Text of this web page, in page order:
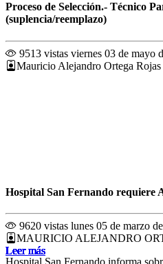
Leer más
Leer más
Leer más
Leer más
Leer más
Leer más
Leer más
Leer más
Leer más
Leer más
Proceso de Selección.- Técnico
(suplencia/reemplazo)
9513 vistas viernes 03 de mayo
Mauricio Alejandro Ortega Rojas
Leer más
Hospital San Fernando
9620 vistas lunes 05 de marzo
MAURICIO ALEJANDRO
Hospital San Fernando informa
Leer más